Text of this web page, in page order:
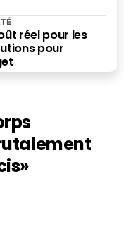
réel pour les
pour